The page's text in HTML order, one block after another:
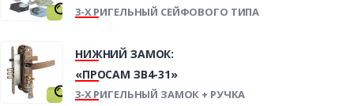
3-Х РИГЕЛЬНЫЙ СЕЙФОВОГО ТИПА
НИЖНИЙ ЗАМОК:
«ПРОСАМ ЗВ4-31»
3-Х РИГЕЛЬНЫЙ ЗАМОК + РУЧКА